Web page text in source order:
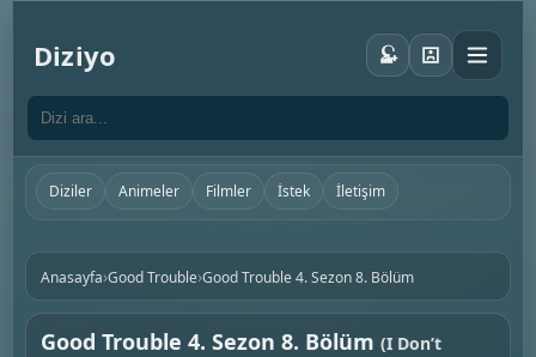
Diziyo
Diziler Animeler Filmler İstek İletişim
Anasayfa›Good Trouble›Good Trouble 4. Sezon 8. Bölüm
Good Trouble 4. Sezon 8. Bölüm (I Don’t